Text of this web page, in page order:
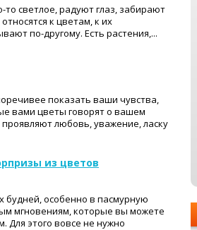
светлое, радуют глаз, забирают
к цветам, к их
по-другому. Есть растения,...
показать ваши чувства,
вами цветы говорят о вашем
любовь, уважение, ласку
из цветов
будней, особенно в пасмурную
мгновениям, которые вы можете
Для этого вовсе не нужно